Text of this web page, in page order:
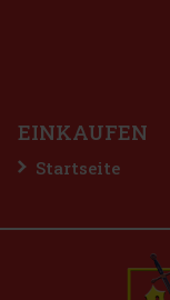
EINKAUFEN
Startseite